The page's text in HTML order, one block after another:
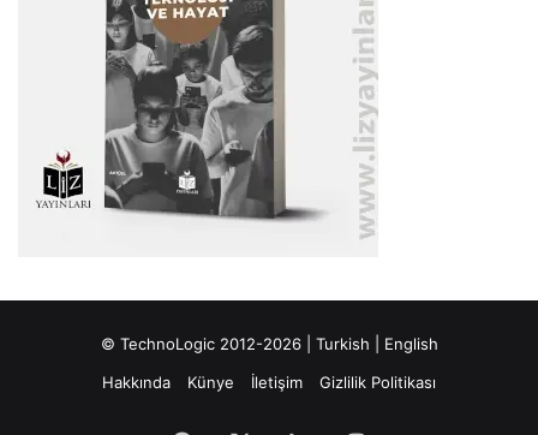
© TechnoLogic 2012-2026 | Turkish
English
Hakkında
Künye İletişim Gizlilik Politikası